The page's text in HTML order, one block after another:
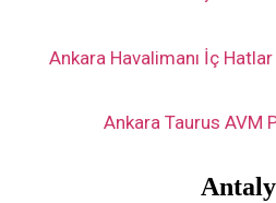
Ankara Havalimanı İç
Ankara Taurus AVM